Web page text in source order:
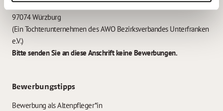
Kantstraße 45a
97074 Würzburg
(Ein Tochterunternehmen des AWO Bezirksverbandes Unterfranken
e.V.)
Bitte senden Sie an diese Anschrift keine Bewerbungen.
Bewerbungstipps
Bewerbung als Altenpfleger*in